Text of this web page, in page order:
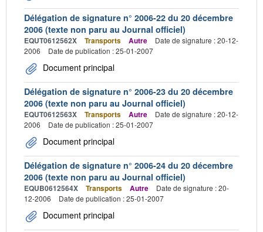
Délégation de signature n° 2006-22 du 20 décembre
2006 (texte non paru au Journal officiel)
EQUT0612562X Transports Autre
Date de signature : 20-12-
2006
Date de publication : 25-01-2007
Document principal
Délégation de signature n° 2006-23 du 20 décembre
2006 (texte non paru au Journal officiel)
EQUT0612563X Transports Autre
Date de signature : 20-12-
2006
Date de publication : 25-01-2007
Document principal
Délégation de signature n° 2006-24 du 20 décembre
2006 (texte non paru au Journal officiel)
EQUB0612564X Transports Autre
Date de signature : 20-
12-2006
Date de publication : 25-01-2007
Document principal